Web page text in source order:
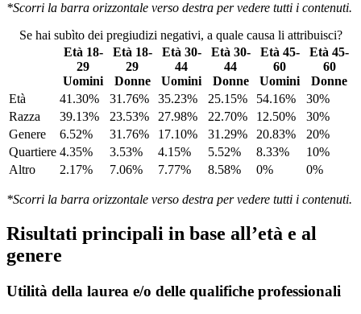
*Scorri la barra orizzontale verso destra per vedere tutti i contenuti.
Se hai subìto dei pregiudizi negativi, a quale causa li attribuisci?
Età 18-
29
Uomini
Età 18-
29
Donne
Età 30-
44
Uomini
Età 30-
44
Donne
Età 45-
60
Uomini
Età 45-
60
Donne
Età
41.30% 31.76% 35.23% 25.15% 54.16%
30%
Razza
39.13% 23.53% 27.98% 22.70% 12.50%
30%
Genere
6.52% 31.76% 17.10% 31.29% 20.83%
20%
Quartiere 4.35% 3.53% 4.15% 5.52% 8.33%
10%
Altro
2.17% 7.06% 7.77% 8.58% 0% 0%
*Scorri la barra orizzontale verso destra per vedere tutti i contenuti.
Risultati principali in base all’età e al
genere
Utilità della laurea e/o delle qualifiche professionali